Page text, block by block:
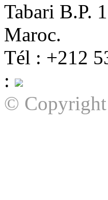
Tabari B.P.
Maroc.
Tél : +212
:
© Copyright